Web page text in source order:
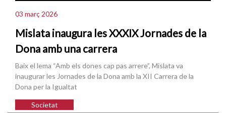
03 març 2026
Mislata inaugura les XXXIX Jornades de la
Dona amb una carrera
Baix el lema “Amb els dones cap pas arrere”, Mislata va
inaugurar les Jornades de la Dona amb la XII Carrera de la
Dona per la Igualtat
Societat